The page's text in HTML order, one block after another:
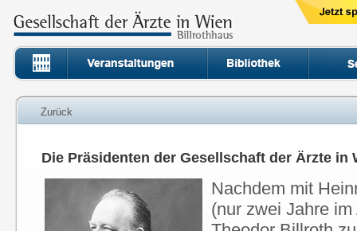
Zurück
Die Präsidenten der Gesellschaft der Ärzte in
Nachdem mit
(nur zwei Jahre